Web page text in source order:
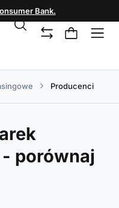
Bank.
Producenci
porównaj